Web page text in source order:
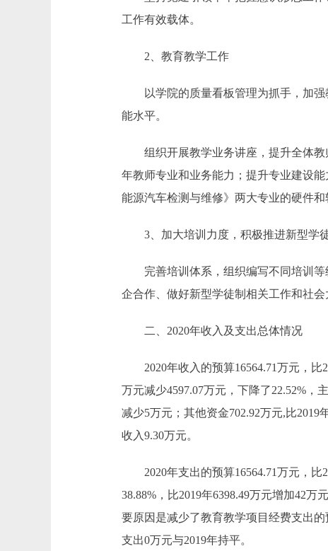
工作有效载体。
2、教育教学工作
以学院的质量看板管理为抓手，加强
能水平。
组织开展教学业务讲座，提升全体教
年教师专业和业务能力；提升专业建设
能源汽车检测与维修》两大专业的硬件
3、加大培训力度，积极推进新型学
完善培训体系，组织编写不同培训等
企合作、做好新型学徒制相关工作和社会
二、2020年收入及支出总体情况
2020年收入的预算16564.71万元，比
万元减少4597.07万元，下降了22.52%，
减少5万元；其他资金702.92万元,比
收入9.30万元。
2020年支出的预算16564.71万元，比
38.88%，比2019年6398.49万元增加42万
要原因是减少了教育教学项目经费支出
支出0万元与2019年持平。